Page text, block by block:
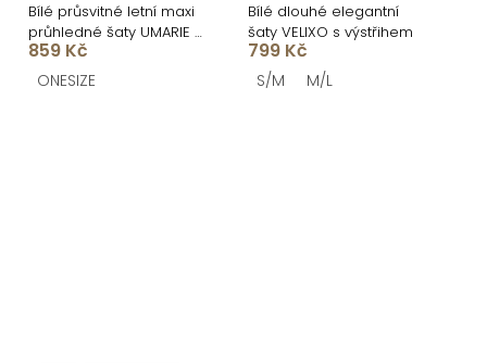
Bílé průsvitné letní maxi
průhledné šaty UMARIE s
dlouhým rukávem
859 Kč
ONESIZE
Bílé dlouhé elegantní
šaty VELIXO s výstřihem
799 Kč
S/M M/L